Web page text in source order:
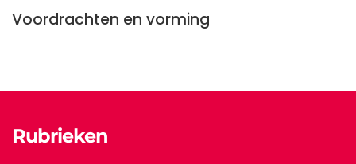
Voordrachten en vorming
Rubrieken